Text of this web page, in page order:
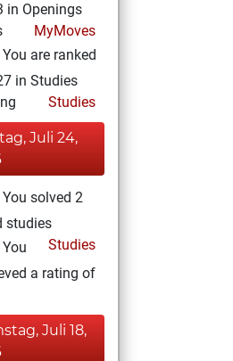
in Openings
MyMoves
You are ranked
in Studies
Studies
Juli 24,
You solved 2
studies
Studies
You
a rating of
Juli 18,